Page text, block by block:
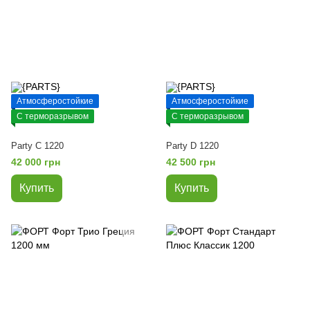
Атмосферостойкие
С терморазрывом
Party C 1220
42 000 грн
Купить
Атмосферостойкие
С терморазрывом
Party D 1220
42 500 грн
Купить